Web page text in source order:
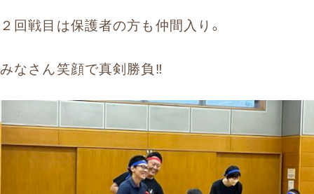
２回戦目は保護者の方も仲間入り。
みなさん笑顔で真剣勝負‼